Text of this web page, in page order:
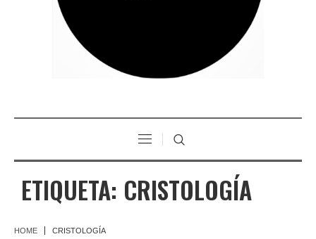
ETIQUETA: CRISTOLOGÍA
HOME CRISTOLOGÍA